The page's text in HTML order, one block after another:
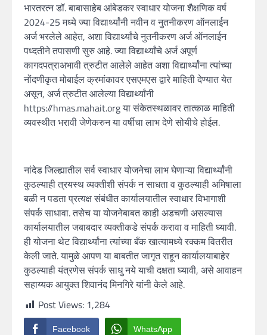
भारतरत्न डॉ. बाबासाहेब आंबेडकर स्वाधार योजना शैक्षणिक वर्ष
2024-25 मध्ये ज्या विद्यार्थ्यांनी नवीन व नुतनीकरण ऑनलाईन
अर्ज भरलेले आहेत, अशा विद्यार्थ्यांचे नुतनीकरण अर्ज ऑनलाईन
पध्दतीने तपासणी सुरु आहे. ज्या विद्यार्थ्यांचे अर्ज अपूर्ण
कागदपत्राअभावी त्रुटीत आलेले आहेत अशा विद्यार्थ्यांना त्यांच्या
नोंदणीकृत मोबाईल क्रमांकावर एसएमएस द्वारे माहिती देण्यात येत
असून, अर्ज त्रुटीत आलेल्या विद्यार्थ्यांनी
https://hmas.mahait.org या संकेतस्थळावर तात्काळ माहिती
व्यवस्थीत भरावी जेणेकरुन या वर्षीचा लाभ देणे सोयीचे होईल.
नांदेड जिल्ह्यातील सर्व स्वाधार योजनेचा लाभ घेणाऱ्या विद्यार्थ्यांनी
कुठल्याही त्रयस्थ व्यक्तीशी संपर्क न साधता व कुठल्याही अमिषाला
बळी न पडता प्रत्यक्ष संबंधीत कार्यालयातील स्वाधार विभागाशी
संपर्क साधावा. तसेच या योजनेबाबत काही अडचणी असल्यास
कार्यालयातील जबाबदार व्यक्तीकडे संपर्क करावा व माहिती घ्यावी.
ही योजना थेट विद्यार्थ्यांना त्यांच्या बँक खात्यामध्ये रक्कम वितरीत
केली जाते. यामुळे आपण या बाबतीत जागृत राहून कार्यालयाबाहेर
कुठल्याही यंत्रणेस संपर्क साधु नये याची दक्षता घ्यावी, असे आवाहन
सहाय्यक आयुक्त शिवानंद मिनगिरे यांनी केले आहे.
Post Views: 1,284
Facebook WhatsApp